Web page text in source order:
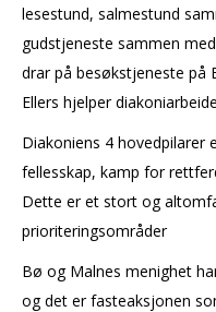
lesestund, salmestund
gudstjeneste sammen
drar på besøkstjeneste på
Ellers hjelper
Diakoniens 4 hovedpilarer
fellesskap, kamp for
Dette er et stort og
prioriteringsområder
Bø og Malnes menighet
og det er fasteaksjonen